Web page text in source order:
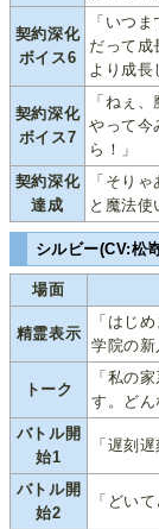
契約深化
ボイス6
「いつ
だって成
より成長
契約深化
ボイス7
「ねぇ
やって今
ら！」
契約深化
達成
「そり
と魔法使
シルビー(CV:松
場面
精霊表示
「はじ
学院の新
トーク
「私の
す。どん
バトル開
始1
「遅刻
バトル開
始2
「どい